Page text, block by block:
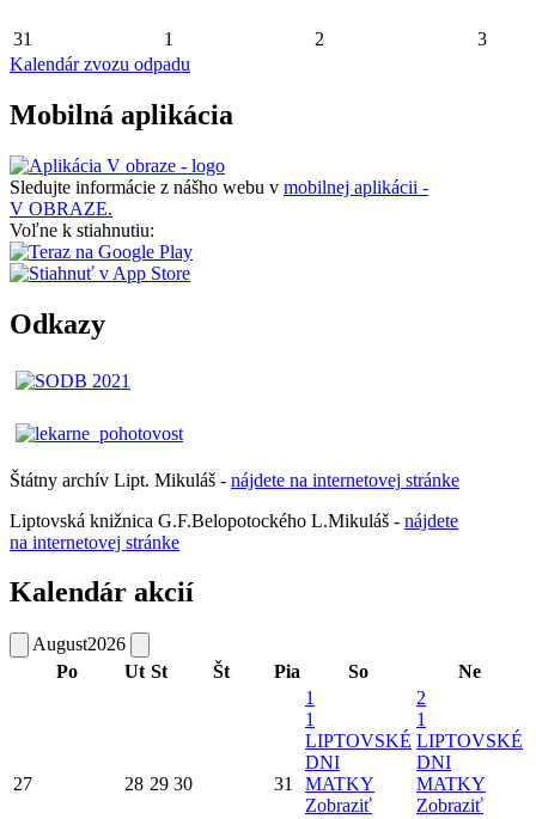
31 1 2
3
Kalendár zvozu odpadu
Mobilná aplikácia
Sledujte informácie z nášho webu v mobilnej aplikácii -
V OBRAZE.
Voľne k stiahnutiu:
Odkazy
Štátny archív Lipt. Mikuláš - nájdete na internetovej stránke
Liptovská knižnica G.F.Belopotockého L.Mikuláš - nájdete
na internetovej stránke
Kalendár akcií
August2026
Po
Ut St Št Pia So Ne
27 28 29 30 31
1
1
LIPTOVSKÉ
DNI
MATKY
Zobraziť
2
1
LIPTOVSKÉ
DNI
MATKY
Zobraziť